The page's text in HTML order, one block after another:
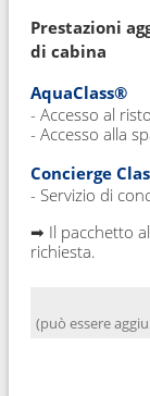
Prestazioni
di cabina
AquaClass®
- Accesso al
- Accesso alla
Concierge
- Servizio di
➡ Il pacchetto
richiesta.
(può essere